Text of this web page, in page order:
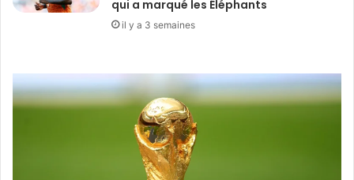
qui a marqué les Éléphants
il y a 3 semaines